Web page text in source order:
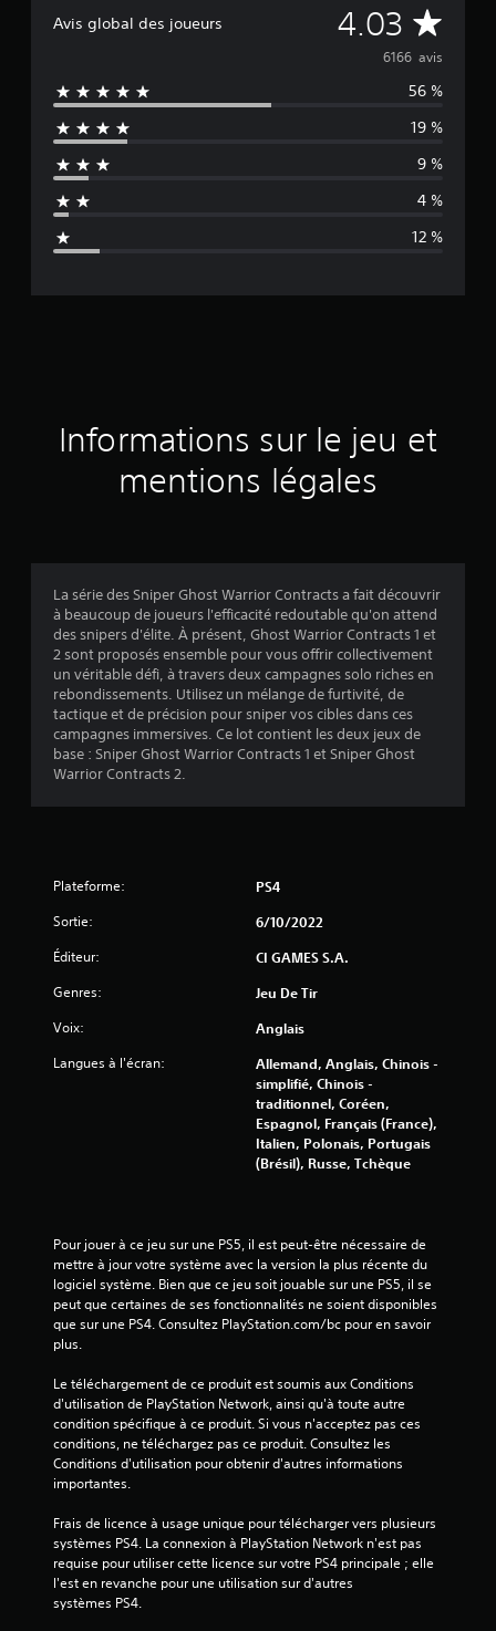
Avis global des joueurs 4.03 M
o
y
e
n
n
d
a
s
:
4
.
0
3
s
s
r
5
(
6
1
a
6166 avis
56 %
19 %
9 %
4 %
12 %
Informations sur le jeu et
mentions légales
La série des Sniper Ghost Warrior Contracts a fait découvrir
à beaucoup de joueurs l'efficacité redoutable qu'on attend
des snipers d'élite. À présent, Ghost Warrior Contracts 1 et
2 sont proposés ensemble pour vous offrir collectivement
un véritable défi, à travers deux campagnes solo riches en
rebondissements. Utilisez un mélange de furtivité, de
tactique et de précision pour sniper vos cibles dans ces
campagnes immersives. Ce lot contient les deux jeux de
base : Sniper Ghost Warrior Contracts 1 et Sniper Ghost
Warrior Contracts 2.
Plateforme: PS4
Sortie: 6/10/2022
Éditeur: CI GAMES S.A.
Genres: Jeu De Tir
Voix: Anglais
Langues à l'écran:
Allemand, Anglais, Chinois -
simplifié, Chinois -
traditionnel, Coréen,
Espagnol, Français (France),
Italien, Polonais, Portugais
(Brésil), Russe, Tchèque
Pour jouer à ce jeu sur une PS5, il est peut-être nécessaire de
mettre à jour votre système avec la version la plus récente du
logiciel système. Bien que ce jeu soit jouable sur une PS5, il se
peut que certaines de ses fonctionnalités ne soient disponibles
que sur une PS4. Consultez PlayStation.com/bc pour en savoir
plus.
Le téléchargement de ce produit est soumis aux Conditions
d'utilisation de PlayStation Network, ainsi qu'à toute autre
condition spécifique à ce produit. Si vous n'acceptez pas ces
conditions, ne téléchargez pas ce produit. Consultez les
Conditions d'utilisation pour obtenir d'autres informations
importantes.
Frais de licence à usage unique pour télécharger vers plusieurs
systèmes PS4. La connexion à PlayStation Network n'est pas
requise pour utiliser cette licence sur votre PS4 principale ; elle
l'est en revanche pour une utilisation sur d'autres
systèmes PS4.